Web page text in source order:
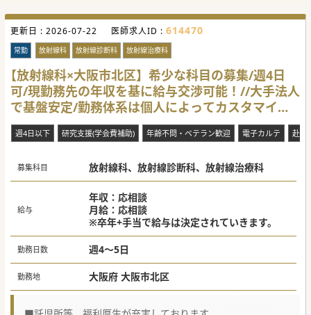
更新日 : 2026-07-22 医師求人ID : 614470
常勤 放射線科 放射線診断科 放射線治療科
【放射線科×大阪市北区】希少な科目の募集/週4日
可/現勤務先の年収を基に給与交渉可能！//大手法人
で基盤安定/勤務体系は個人によってカスタマイズ
可能です！
週4日以下 研究支援(学会費補助) 年齢不問・ベテラン歓迎 電子カルテ 赴任
募集科目 放射線科、放射線診断科、放射線治療科
給与
年収：応相談
月給：応相談
※卒年+手当で給与は決定されていきます。
勤務日数 週4～5日
勤務地 大阪府 大阪市北区